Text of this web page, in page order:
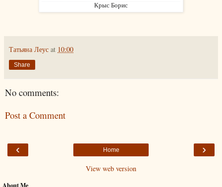
Крыс Борис
Татьяна Леус at 10:00
Share
No comments:
Post a Comment
‹ ›
Home
View web version
About Me